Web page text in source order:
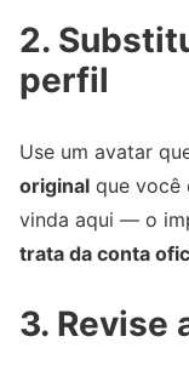
2.
perfil
Use um avatar
original que você
vinda aqui — o
trata da conta
3. Revise